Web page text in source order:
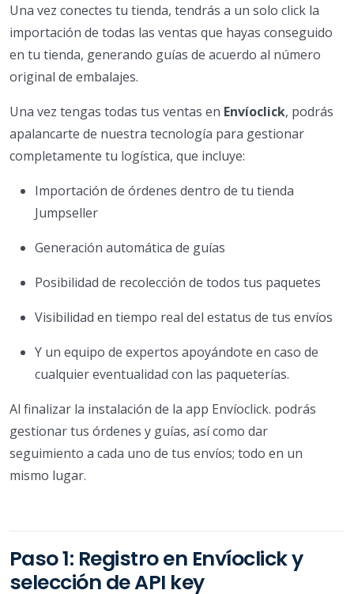
Una vez conectes tu tienda, tendrás a un solo click la
importación de todas las ventas que hayas conseguido
en tu tienda, generando guías de acuerdo al número
original de embalajes.
Una vez tengas todas tus ventas en Envíoclick, podrás
apalancarte de nuestra tecnología para gestionar
completamente tu logística, que incluye:
Importación de órdenes dentro de tu tienda
Jumpseller
Generación automática de guías
Posibilidad de recolección de todos tus paquetes
Visibilidad en tiempo real del estatus de tus envíos
Y un equipo de expertos apoyándote en caso de
cualquier eventualidad con las paqueterías.
Al finalizar la instalación de la app Envíoclick. podrás
gestionar tus órdenes y guías, así como dar
seguimiento a cada uno de tus envíos; todo en un
mismo lugar.
Paso 1: Registro en Envíoclick y
selección de API key